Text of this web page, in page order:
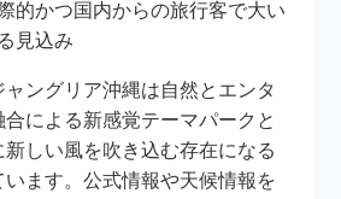
的かつ国内からの旅行客で大い
見込み
ャングリア沖縄は自然とエンタ
による新感覚テーマパークと
新しい風を吹き込む存在になる
います。公式情報や天候情報を